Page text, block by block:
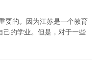
要的。因为江苏是一个教育
己的学业。但是，对于一些